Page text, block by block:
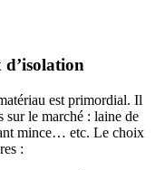
est primordial. Il
sur le marché : laine de
mince… etc. Le choix
: